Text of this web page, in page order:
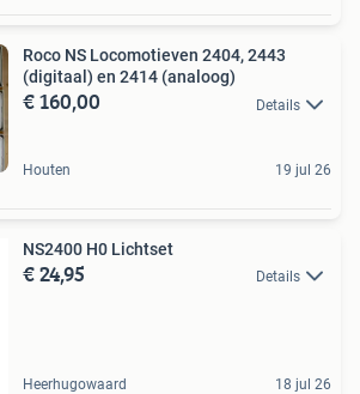
Roco NS Locomotieven 2404, 2443
(digitaal) en 2414 (analoog)
€ 160,00 Details
Houten 19 jul 26
NS2400 H0 Lichtset
€ 24,95 Details
Heerhugowaard 18 jul 26